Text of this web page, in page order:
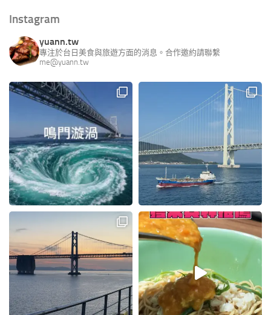
Instagram
yuann.tw
專注於台日美食與旅遊方面的消息。合作邀約請聯繫
me@yuann.tw